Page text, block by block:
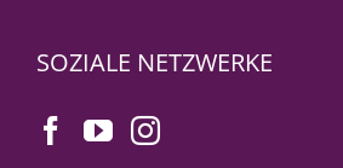
SOZIALE NETZWERKE